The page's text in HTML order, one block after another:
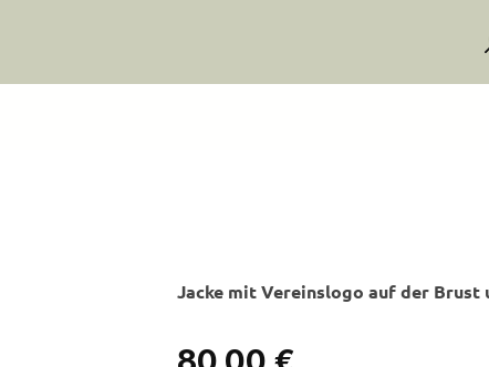
Jacke mit Vereinslogo auf der Brust
Regulärer Preis: